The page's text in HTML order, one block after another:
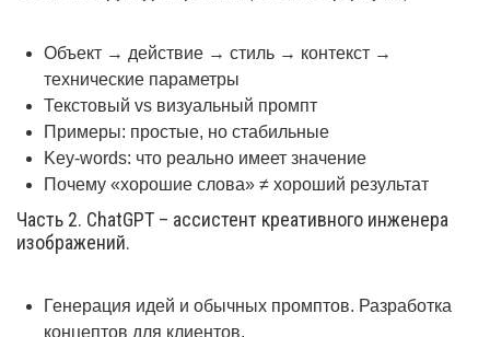
Объект → действие → стиль → контекст →
технические параметры
Текстовый vs визуальный промпт
Примеры: простые, но стабильные
Key-words: что реально имеет значение
Почему «хорошие слова» ≠ хороший результат
Часть 2. ChatGPT – ассистент креативного инженера
изображений.
Генерация идей и обычных промптов. Разработка
концептов для клиентов.